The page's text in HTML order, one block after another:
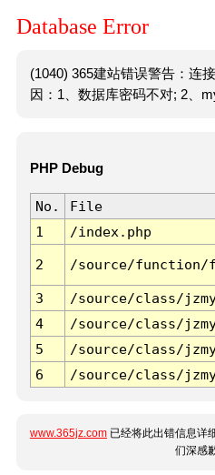
Database Error
(1040) 365建站错误警告：连
因：1、数据库密码不对; 2、
PHP Debug
No. File
1
/index.php
2 /source/function/
3 /source/class/
4
/source/class/
5
/source/class/
6
/source/class/
www.365jz.com 已经将此出错信息详
们深感